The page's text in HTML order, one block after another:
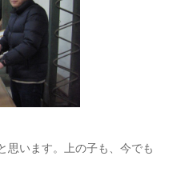
思います。上の子も、今でも